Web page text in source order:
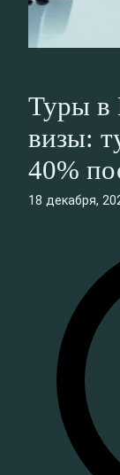
Туры в
визы:
40%
18 декабря,